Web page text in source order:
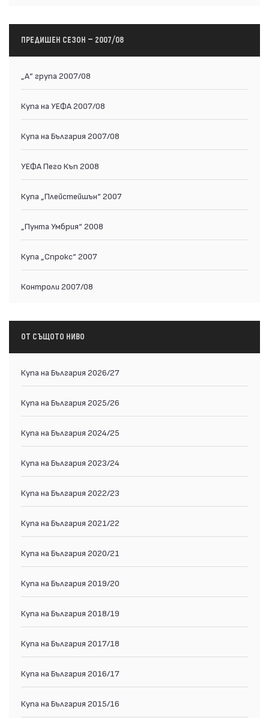
ПРЕДИШЕН СЕЗОН — 2007/08
„А“ група 2007/08
Купа на УЕФА 2007/08
Купа на България 2007/08
УЕФА Пего Къп 2008
Купа „Плейстейшън“ 2007
„Пунта Умбрия“ 2008
Купа „Спрокс“ 2007
Контроли 2007/08
ОТ СЪЩОТО НИВО
Купа на България 2026/27
Купа на България 2025/26
Купа на България 2024/25
Купа на България 2023/24
Купа на България 2022/23
Купа на България 2021/22
Купа на България 2020/21
Купа на България 2019/20
Купа на България 2018/19
Купа на България 2017/18
Купа на България 2016/17
Купа на България 2015/16